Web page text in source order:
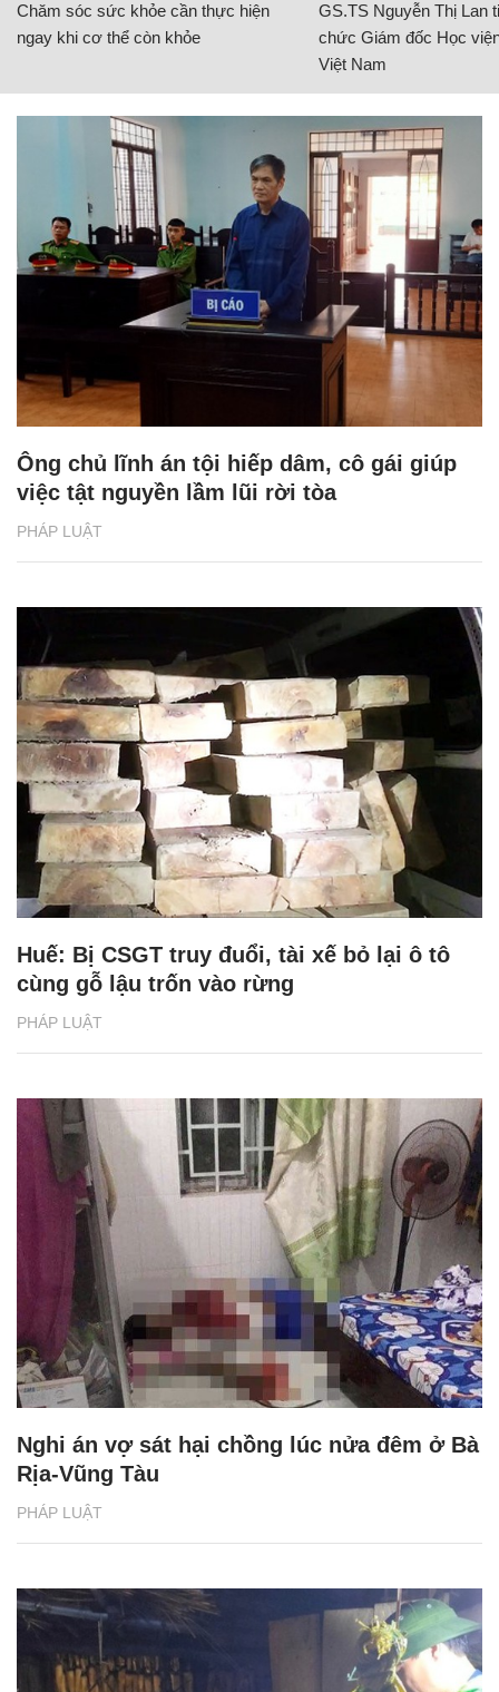
Chăm sóc sức khỏe cần thực hiện
ngay khi cơ thể còn khỏe
GS.TS Nguyễn Thị Lan
chức Giám đốc Học
Việt Nam
PHÁP LUẬT
Ông chủ lĩnh án tội hiếp dâm, cô gái giúp
việc tật nguyền lầm lũi rời tòa
PHÁP LUẬT
Huế: Bị CSGT truy đuổi, tài xế bỏ lại ô tô
cùng gỗ lậu trốn vào rừng
PHÁP LUẬT
Nghi án vợ sát hại chồng lúc nửa đêm ở Bà
Rịa-Vũng Tàu